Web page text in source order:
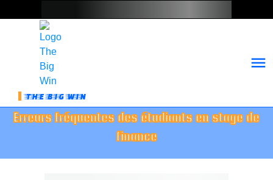
THE BIG WIN
Erreurs fréquentes des étudiants en stage de
finance